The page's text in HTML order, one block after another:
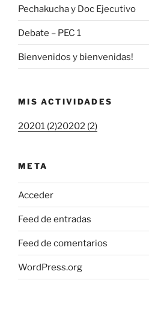
Pechakucha y Doc Ejecutivo
Debate – PEC 1
Bienvenidos y bienvenidas!
MIS ACTIVIDADES
20201 (2)20202 (2)
META
Acceder
Feed de entradas
Feed de comentarios
WordPress.org